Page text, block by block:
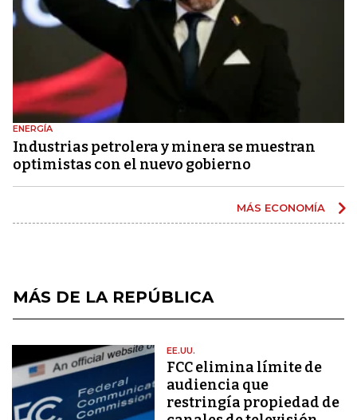
ENERGÍA
Industrias petrolera y minera se muestran
optimistas con el nuevo gobierno
MÁS ECONOMÍA
MÁS DE LA REPÚBLICA
EE.UU.
FCC elimina límite de
audiencia que
restringía propiedad de